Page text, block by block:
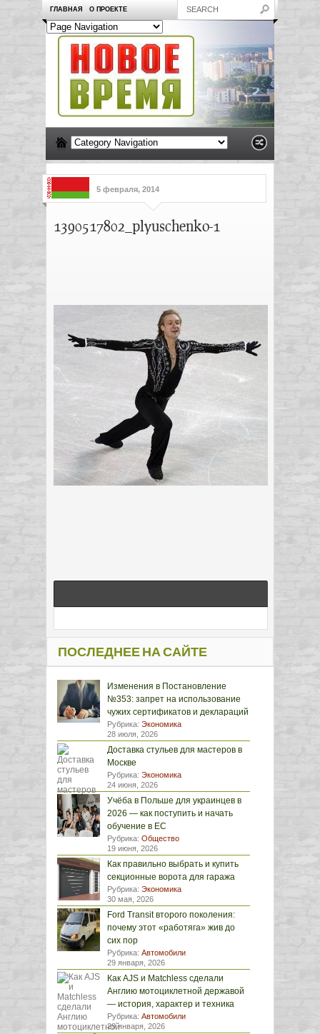
ГЛАВНАЯ О ПРОЕКТЕ
5 февраля, 2014
1390517802_plyuschenko-1
ПОСЛЕДНЕЕ НА САЙТЕ
Изменения в Постановление
№353: запрет на использование
чужих сертификатов и деклараций
Рубрика: Экономика
28 июля, 2026
Доставка стульев для мастеров в
Москве
Рубрика: Экономика
24 июня, 2026
Учёба в Польше для украинцев в
2026 — как поступить и начать
обучение в ЕС
Рубрика: Общество
19 июня, 2026
Как правильно выбрать и купить
секционные ворота для гаража
Рубрика: Экономика
30 мая, 2026
Ford Transit второго поколения:
почему этот «работяга» жив до
сих пор
Рубрика: Автомобили
29 января, 2026
Как AJS и Matchless сделали
Англию мотоциклетной державой
— история, характер и техника
Рубрика: Автомобили
29 января, 2026